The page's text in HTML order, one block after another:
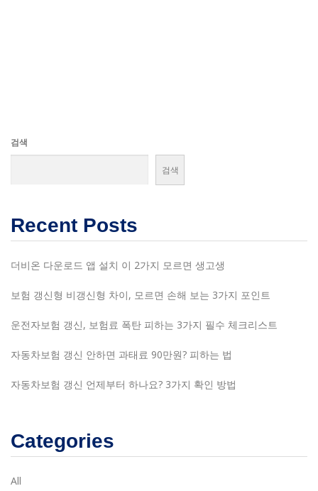
검색
검색
Recent Posts
더비온 다운로드 앱 설치 이 2가지 모르면 생고생
보험 갱신형 비갱신형 차이, 모르면 손해 보는 3가지 포인트
운전자보험 갱신, 보험료 폭탄 피하는 3가지 필수 체크리스트
자동차보험 갱신 안하면 과태료 90만원? 피하는 법
자동차보험 갱신 언제부터 하나요? 3가지 확인 방법
Categories
All